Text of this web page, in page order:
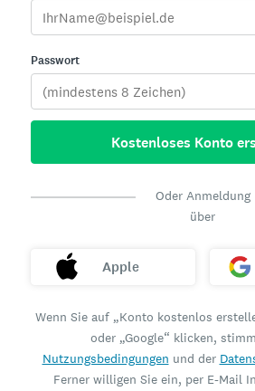
Passwort
Kostenloses Konto
Oder Anmeldung
über
Apple
Wenn Sie auf „Konto kostenlos
oder „Google“ klicken,
Nutzungsbedingungen und der
Ferner willigen Sie ein, per E-Mail